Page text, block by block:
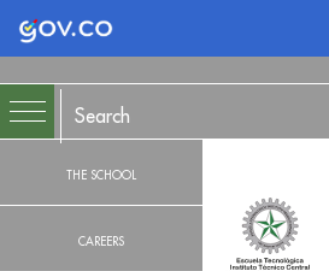
Logo Gobierno de Colombia
THE SCHOOL
CAREERS